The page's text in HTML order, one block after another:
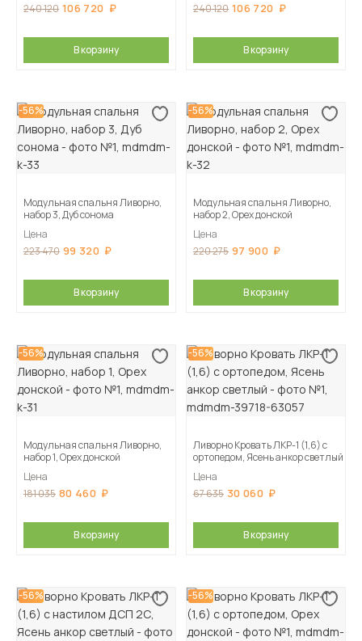
240 120 106 720
В корзину
240 120 106 720
В корзину
-56%
Модульная спальня Ливорно,
набор 3, Дуб сонома
Цена
223 470 99 320
В корзину
-56%
Модульная спальня Ливорно,
набор 2, Орех донской
Цена
220 275 97 900
В корзину
-56%
Модульная спальня Ливорно,
набор 1, Орех донской
Цена
181 035 80 460
В корзину
-56%
Ливорно Кровать ЛКР-1 (1,6) с
ортопедом, Ясень анкор светлый
Цена
67 635 30 060
В корзину
-56% -56%